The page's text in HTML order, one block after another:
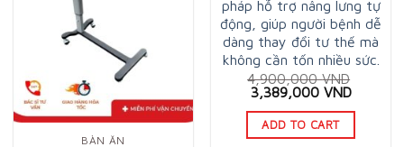
BÀN ĂN
pháp hỗ trợ nâng lưng tự
động, giúp người bệnh dễ
dàng thay đổi tư thế mà
không cần tốn nhiều sức.
4,900,000VND
Original
price
was:
4,900,000 VND.
3,389,000 VNDCurrent
is:
ADD TO CART